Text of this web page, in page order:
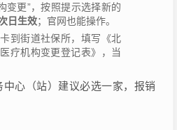
变更”，按照提示选择新的
日生效；官网也能操作。
到街道社保所，填写《北
疗机构变更登记表》，当
心（站）建议必选一家，报销